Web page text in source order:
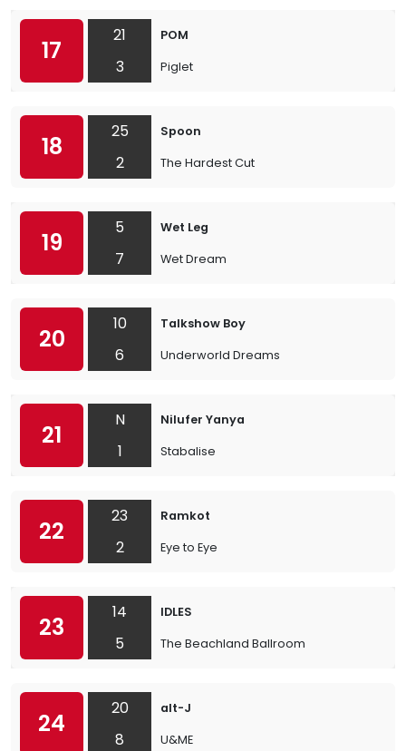
17
21
3
POM
Piglet
18
25
2
Spoon
The Hardest Cut
19
5
7
Wet Leg
Wet Dream
20
10
6
Talkshow Boy
Underworld Dreams
21
N
1
Nilufer Yanya
Stabalise
22
23
2
Ramkot
Eye to Eye
23
14
5
IDLES
The Beachland Ballroom
24
20
8
alt-J
U&ME